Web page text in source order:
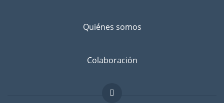
Quiénes somos
Colaboración